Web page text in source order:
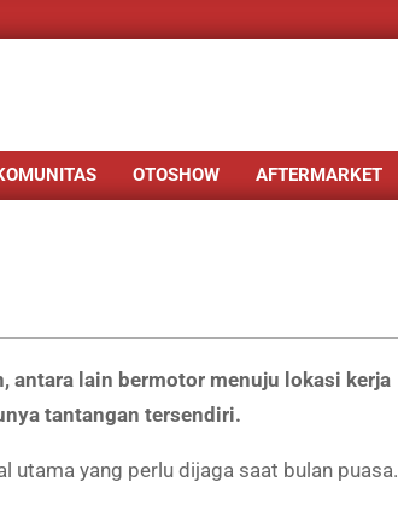
OTOSHOW AFTERMARKET
antara lain bermotor menuju lokasi kerja
tantangan tersendiri.
utama yang perlu dijaga saat bulan puasa.